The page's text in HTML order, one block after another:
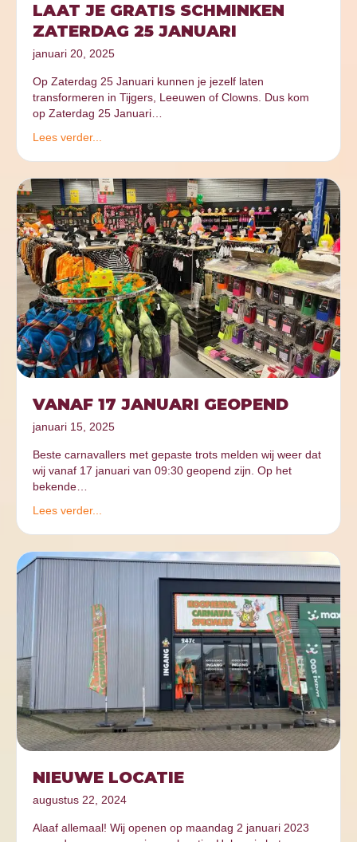
LAAT JE GRATIS SCHMINKEN
ZATERDAG 25 JANUARI
januari 20, 2025
Op Zaterdag 25 Januari kunnen je jezelf laten
transformeren in Tijgers, Leeuwen of Clowns. Dus kom
op Zaterdag 25 Januari…
Lees verder...
VANAF 17 JANUARI GEOPEND
januari 15, 2025
Beste carnavallers met gepaste trots melden wij weer dat
wij vanaf 17 januari van 09:30 geopend zijn. Op het
bekende…
Lees verder...
NIEUWE LOCATIE
augustus 22, 2024
Alaaf allemaal! Wij openen op maandag 2 januari 2023